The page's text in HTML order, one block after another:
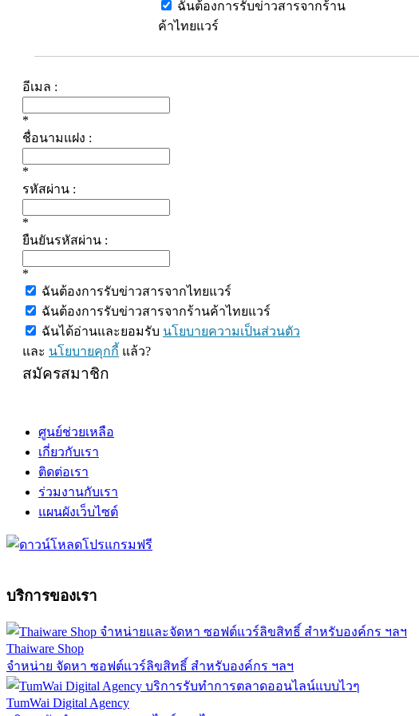
ฉันต้องการรับข่าวสารจากร้าน
ค้าไทยแวร์
อีเมล :
*
ชื่อนามแฝง :
*
รหัสผ่าน :
*
ยืนยันรหัสผ่าน :
*
ฉันต้องการรับข่าวสารจากไทยแวร์
ฉันต้องการรับข่าวสารจากร้านค้าไทยแวร์
ฉันได้อ่านและยอมรับ นโยบายความเป็นส่วนตัว
และ นโยบายคุกกี้ แล้ว?
สมัครสมาชิก
ศูนย์ช่วยเหลือ
เกี่ยวกับเรา
ติดต่อเรา
ร่วมงานกับเรา
แผนผังเว็บไซต์
บริการของเรา
Thaiware Shop
จำหน่าย จัดหา ซอฟต์แวร์ลิขสิทธิ์ สำหรับองค์กร ฯลฯ
TumWai Digital Agency